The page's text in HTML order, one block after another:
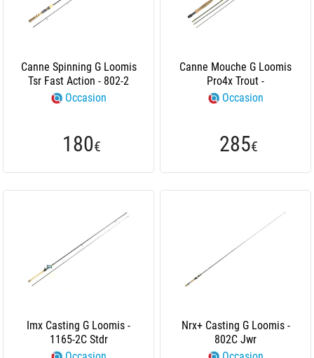
Canne Spinning G Loomis
Tsr Fast Action - 802-2
Occasion
180€
Canne Mouche G Loomis
Pro4x Trout -
Occasion
285€
Imx Casting G Loomis -
1165-2C Stdr
Nrx+ Casting G Loomis -
802C Jwr